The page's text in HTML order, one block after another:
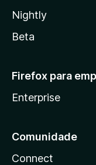
Nightly
Beta
Firefox para
Enterprise
Comunidade
Connect